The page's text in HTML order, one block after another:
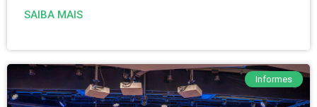
SAIBA MAIS
Informes